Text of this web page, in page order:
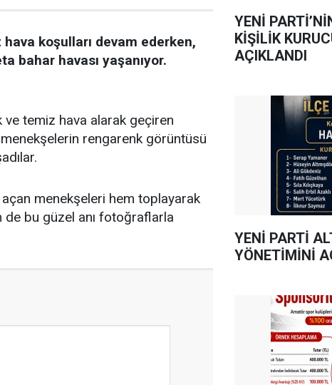
koşulları devam ederken,
bahar havası yaşanıyor.
ve temiz hava alarak geçiren
rengarenk görüntüsü
menekşeleri hem toplayarak
bu güzel anı fotoğraflarla
YENİ
KİŞİLİK
AÇIKLANDI
YENİ PARTİ
YÖNETİMİNİ